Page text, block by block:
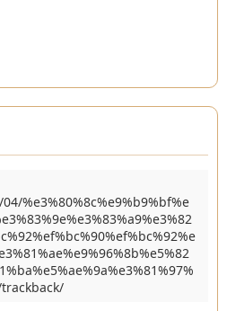
%e3%80%8c%e9%b9%bf%e
trackback/